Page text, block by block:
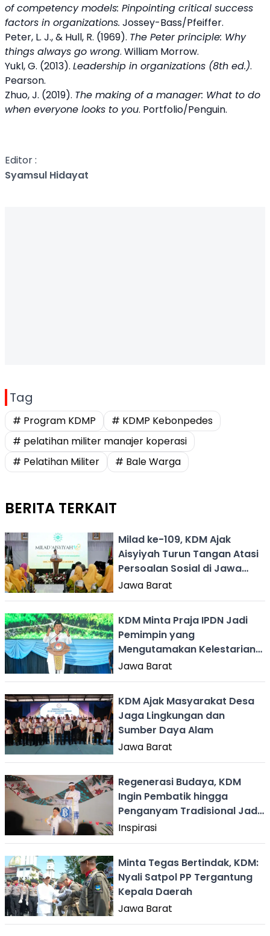
of competency models: Pinpointing critical success
factors in organizations. Jossey-Bass/Pfeiffer.
Peter, L. J., & Hull, R. (1969). The Peter principle: Why
things always go wrong. William Morrow.
Yukl, G. (2013). Leadership in organizations (8th ed.).
Pearson.
Zhuo, J. (2019). The making of a manager: What to do
when everyone looks to you. Portfolio/Penguin.
Editor :
Syamsul Hidayat
Tag
# Program KDMP
# KDMP Kebonpedes
# pelatihan militer manajer koperasi
# Pelatihan Militer
# Bale Warga
BERITA TERKAIT
Milad ke-109, KDM Ajak
Aisyiyah Turun Tangan Atasi
Persoalan Sosial di Jawa
Barat
Jawa Barat
KDM Minta Praja IPDN Jadi
Pemimpin yang
Mengutamakan Kelestarian
Alam
Jawa Barat
KDM Ajak Masyarakat Desa
Jaga Lingkungan dan
Sumber Daya Alam
Jawa Barat
Regenerasi Budaya, KDM
Ingin Pembatik hingga
Penganyam Tradisional Jadi
Pengajar di Jawa Barat
Inspirasi
Minta Tegas Bertindak, KDM:
Nyali Satpol PP Tergantung
Kepala Daerah
Jawa Barat